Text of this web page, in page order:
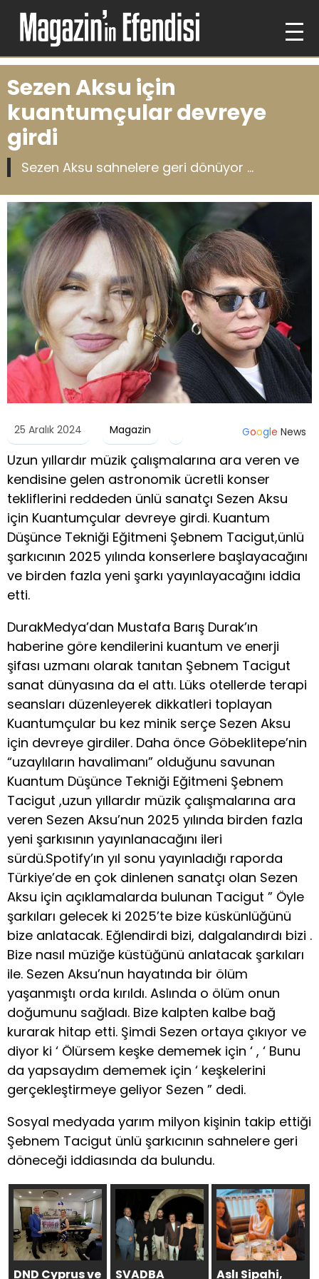
Sezen Aksu için
kuantumçular devreye
girdi
Sezen Aksu sahnelere geri dönüyor ...
25 Aralık 2024 Magazin Google News
Uzun yıllardır müzik çalışmalarına ara veren ve
kendisine gelen astronomik ücretli konser
tekliflerini reddeden ünlü sanatçı Sezen Aksu
için Kuantumçular devreye girdi. Kuantum
Düşünce Tekniği Eğitmeni Şebnem Tacigut,ünlü
şarkıcının 2025 yılında konserlere başlayacağını
ve birden fazla yeni şarkı yayınlayacağını iddia
etti.
DurakMedya’dan Mustafa Barış Durak’ın
haberine göre kendilerini kuantum ve enerji
şifası uzmanı olarak tanıtan Şebnem Tacigut
sanat dünyasına da el attı. Lüks otellerde terapi
seansları düzenleyerek dikkatleri toplayan
Kuantumçular bu kez minik serçe Sezen Aksu
için devreye girdiler. Daha önce Göbeklitepe’nin
“uzaylıların havalimanı” olduğunu savunan
Kuantum Düşünce Tekniği Eğitmeni Şebnem
Tacigut ,uzun yıllardır müzik çalışmalarına ara
veren Sezen Aksu’nun 2025 yılında birden fazla
yeni şarkısının yayınlanacağını ileri
sürdü.Spotify’ın yıl sonu yayınladığı raporda
Türkiye’de en çok dinlenen sanatçı olan Sezen
Aksu için açıklamalarda bulunan Tacigut ” Öyle
şarkıları gelecek ki 2025’te bize küskünlüğünü
bize anlatacak. Eğlendirdi bizi, dalgalandırdı bizi .
Bize nasıl müziğe küstüğünü anlatacak şarkıları
ile. Sezen Aksu’nun hayatında bir ölüm
yaşanmıştı orda kırıldı. Aslında o ölüm onun
doğumunu sağladı. Bize kalpten kalbe bağ
kurarak hitap etti. Şimdi Sezen ortaya çıkıyor ve
diyor ki ‘ Ölürsem keşke dememek için ‘ , ‘ Bunu
da yapsaydım dememek için ‘ keşkelerini
gerçekleştirmeye geliyor Sezen ” dedi.
Sosyal medyada yarım milyon kişinin takip ettiği
Şebnem Tacigut ünlü şarkıcının sahnelere geri
döneceği iddiasında da bulundu.
DND Cyprus ve
SVADBA
Aslı Sipahi,